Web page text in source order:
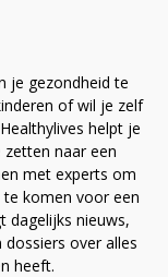
je gezondheid te
of wil je zelf
helpt je
naar een
met experts om
komen voor een
dagelijks nieuws,
over alles
heeft.